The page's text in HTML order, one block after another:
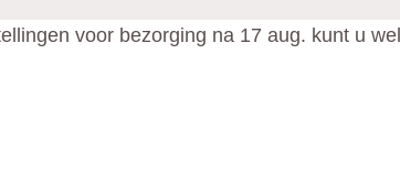
voor bezorging na 17 aug. kunt u